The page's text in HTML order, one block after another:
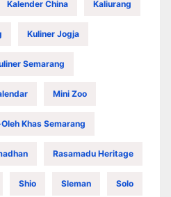
Kalender China Kaliurang
Kuliner Jogja
Semarang
Mini Zoo
Khas Semarang
Rasamadu Heritage
Shio Sleman Solo